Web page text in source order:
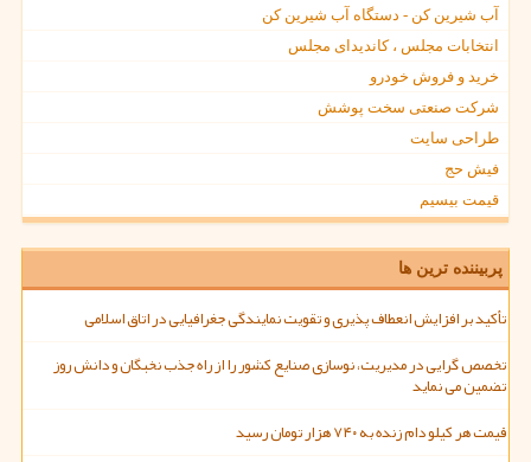
آب شیرین کن - دستگاه آب شیرین کن
انتخابات مجلس ، کاندیدای مجلس
خرید و فروش خودرو
شرکت صنعتی سخت پوشش
طراحی سایت
فیش حج
قیمت بیسیم
پربیننده ترین ها
تأکید بر افزایش انعطاف پذیری و تقویت نمایندگی جغرافیایی در اتاق اسلامی
تخصص گرایی در مدیریت، نوسازی صنایع کشور را از راه جذب نخبگان و دانش روز
تضمین می نماید
قیمت هر کیلو دام زنده به ۷۴۰ هزار تومان رسید